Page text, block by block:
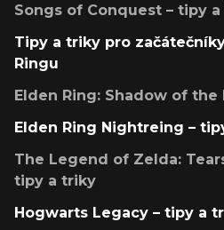
Songs of Conquest – tipy
Tipy a triky pro
Ringu
Elden Ring: Shadow of
Elden Ring Nightreing –
The Legend of Zelda:
tipy a triky
Hogwarts Legacy – tipy a